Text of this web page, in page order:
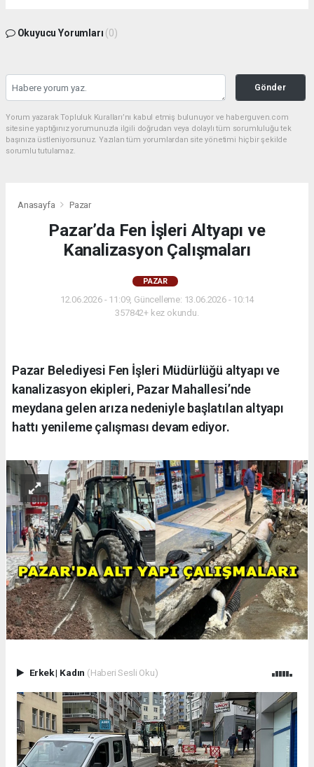
Okuyucu Yorumları (0)
Gönder
Yorum yazarak Topluluk Kuralları’nı kabul etmiş bulunuyor ve haberguven.com
sitesine yaptığınız yorumunuzla ilgili doğrudan veya dolaylı tüm sorumluluğu tek
başınıza üstleniyorsunuz. Yazılan tüm yorumlardan site yönetimi hiçbir şekilde
sorumlu tutulamaz.
Anasayfa Pazar
Pazar’da Fen İşleri Altyapı ve
Kanalizasyon Çalışmaları
PAZAR
12.06.2026 - 11:09, Güncelleme: 13.06.2026 - 10:14
357842+ kez okundu.
Pazar Belediyesi Fen İşleri Müdürlüğü altyapı ve
kanalizasyon ekipleri, Pazar Mahallesi’nde
meydana gelen arıza nedeniyle başlatılan altyapı
hattı yenileme çalışması devam ediyor.
Erkek| Kadın (Haberi Sesli Oku)